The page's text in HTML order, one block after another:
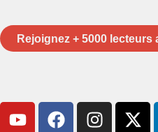
Rejoignez + 5000 lecteurs